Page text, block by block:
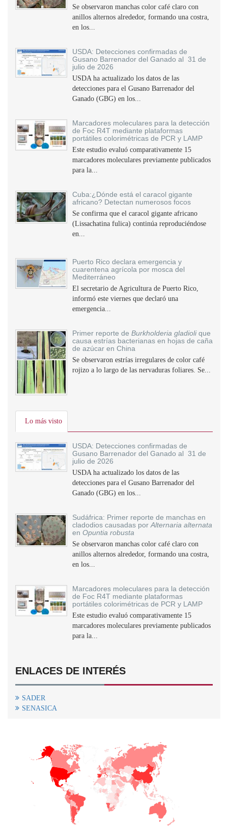
Se observaron manchas color café claro con
anillos alternos alrededor, formando una costra,
en los...
USDA: Detecciones confirmadas de
Gusano Barrenador del Ganado al 31 de
julio de 2026
USDA ha actualizado los datos de las
detecciones para el Gusano Barrenador del
Ganado (GBG) en los...
Marcadores moleculares para la detección
de Foc R4T mediante plataformas
portátiles colorimétricas de PCR y LAMP
Este estudio evaluó comparativamente 15
marcadores moleculares previamente publicados
para la...
Cuba:¿Dónde está el caracol gigante
africano? Detectan numerosos focos
Se confirma que el caracol gigante africano
(Lissachatina fulica) continúa reproduciéndose
en...
Puerto Rico declara emergencia y
cuarentena agrícola por mosca del
Mediterráneo
El secretario de Agricultura de Puerto Rico,
informó este viernes que declaró una
emergencia...
Primer reporte de Burkholderia gladiolique
causa estrías bacterianas en hojas de caña
de azúcar en China
Se observaron estrías irregulares de color café
rojizo a lo largo de las nervaduras foliares. Se...
Lo más visto
USDA: Detecciones confirmadas de
Gusano Barrenador del Ganado al 31 de
julio de 2026
USDA ha actualizado los datos de las
detecciones para el Gusano Barrenador del
Ganado (GBG) en los...
Sudáfrica: Primer reporte de manchas en
cladodios causadas por Alternaria alternata
en Opuntia robusta
Se observaron manchas color café claro con
anillos alternos alrededor, formando una costra,
en los...
Marcadores moleculares para la detección
de Foc R4T mediante plataformas
portátiles colorimétricas de PCR y LAMP
Este estudio evaluó comparativamente 15
marcadores moleculares previamente publicados
para la...
ENLACES DE INTERÉS
SADER
SENASICA